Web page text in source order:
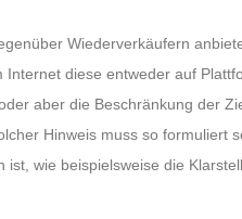
Wiederverkäufern
diese entweder auf
aber die Beschränkung der
Hinweis muss so formuliert
wie beispielsweise die